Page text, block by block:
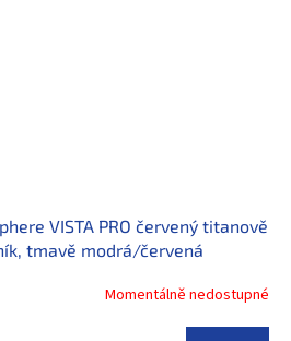
VISTA PRO červený titanově
tmavě modrá/červená
Momentálně nedostupné